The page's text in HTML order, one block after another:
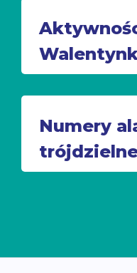
Numery